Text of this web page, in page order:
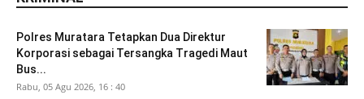
Polres Muratara Tetapkan Dua Direktur
Korporasi sebagai Tersangka Tragedi Maut
Bus...
Rabu, 05 Agu 2026, 16 : 40